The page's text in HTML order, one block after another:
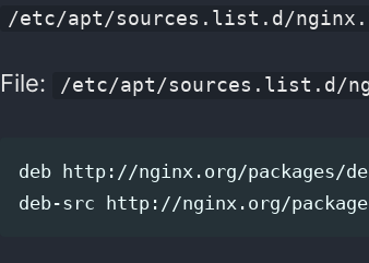
/etc/apt/sources.list.d/
File: /etc/apt/sources.list.d/
deb http://nginx.org/packages/
deb-src http://nginx.org/